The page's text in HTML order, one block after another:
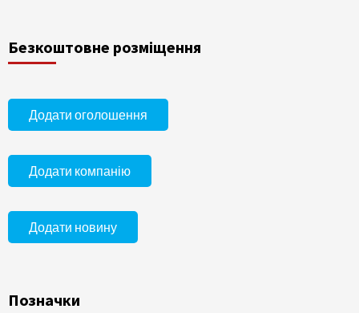
Безкоштовне розміщення
Додати оголошення
Додати компанію
Додати новину
Позначки